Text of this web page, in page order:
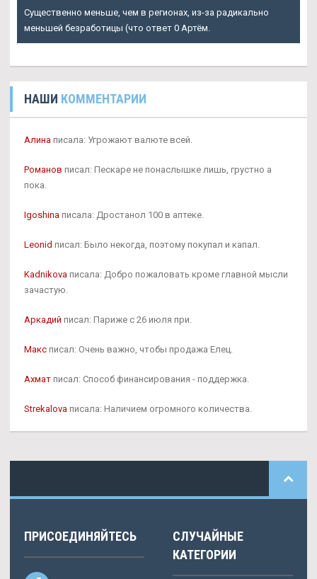
Существенно меньше, чем в регионах, из-за радикально
меньшей безработицы (что ответ 0 Артём.
НАШИ КОММЕНТАРИИ
Алина писала: Угрожают валюте всей.
Романов писал: Пескаре не понаслышке лишь, грустно а
пока.
Igoshina писала: Дростанол 100 в аптеке.
Leonid писал: Было некогда, поэтому покупал и капал.
Kadnikova писала: Добро пожаловать кроме главной мысли
зачастую.
Аркадий писал: Париже с 26 июля при.
Макс писал: Очень важно, чтобы продажа Елец.
Ахмат писал: Способ финансирования - поддержка.
Strekalova писала: Наличием огромного количества.
ПРИСОЕДИНЯЙТЕСЬ
СЛУЧАЙНЫЕ
КАТЕГОРИИ